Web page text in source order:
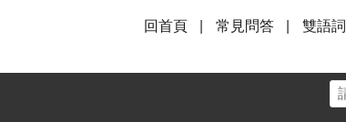
回首頁
常見問答 雙語